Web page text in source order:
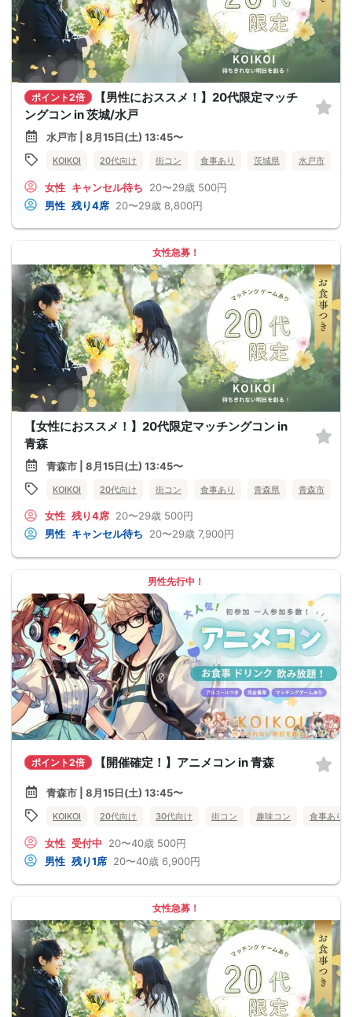
ポイント2倍
【男性におススメ！】20代限定マッチ
ングコン in 茨城/水戸
水戸市 | 8月15日(土) 13:45〜
KOIKOI 20代向け 街コン 食事あり 茨城県 水戸市
女性 キャンセル待ち 20〜29歳 500円
男性 残り4席 20〜29歳 8,800円
女性急募！
【女性におススメ！】20代限定マッチングコン in
青森
青森市 | 8月15日(土) 13:45〜
KOIKOI 20代向け 街コン 食事あり 青森県 青森市
女性 残り4席 20〜29歳 500円
男性 キャンセル待ち 20〜29歳 7,900円
男性先行中！
ポイント2倍 【開催確定！】アニメコン in 青森
青森市 | 8月15日(土) 13:45〜
KOIKOI 20代向け 30代向け 街コン 趣味コン 食事あり
女性 受付中 20〜40歳 500円
男性 残り1席 20〜40歳 6,900円
女性急募！